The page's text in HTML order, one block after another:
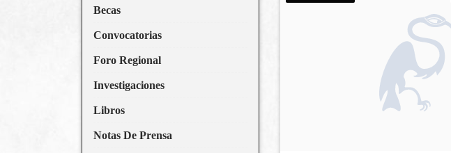
Becas
Convocatorias
Foro Regional
Investigaciones
Libros
Notas De Prensa